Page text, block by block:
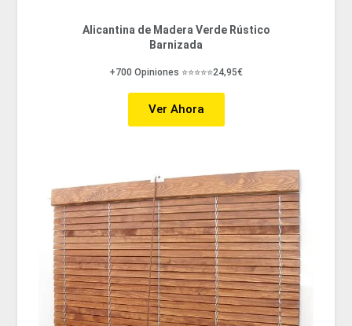
Alicantina de Madera Verde Rústico
Barnizada
+700 Opiniones ⭐⭐⭐⭐⭐24,95€
Ver Ahora